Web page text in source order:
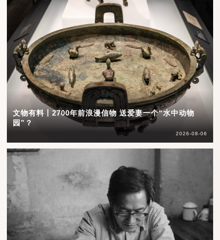
文物有料丨2700年前浪漫信物 送爱妻一个“水中动物
园”？
2026-08-06